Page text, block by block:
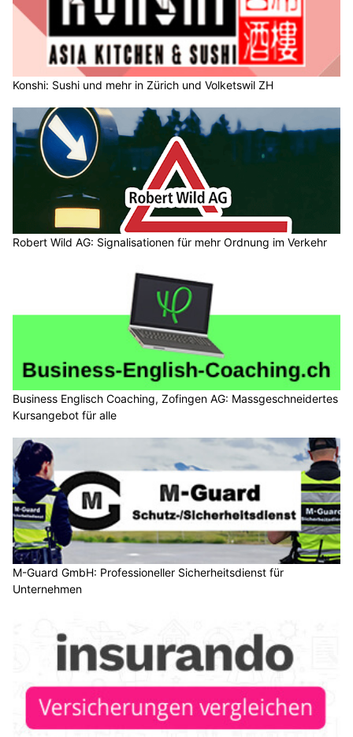
Konshi: Sushi und mehr in Zürich und Volketswil ZH
Robert Wild AG: Signalisationen für mehr Ordnung im Verkehr
Business Englisch Coaching, Zofingen AG: Massgeschneidertes
Kursangebot für alle
M-Guard GmbH: Professioneller Sicherheitsdienst für
Unternehmen